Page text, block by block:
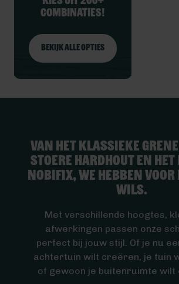
combinaties!
Bekijk alle opties
Van het klassieke
stoere hardhout en het
nobifix, we hebben voor
wils.
Met verschillende hoogtes,
afwerkingen passen onze
perfect bij jouw stijl. Of je nu
achtertuin wilt creëren, je tuin
of gewoon je buitenruimte wilt